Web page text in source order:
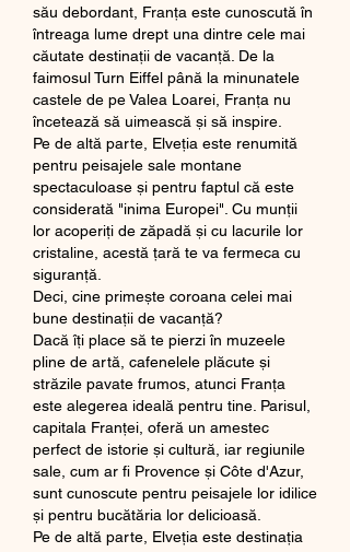
său debordant, Franța este cunoscută în
întreaga lume drept una dintre cele mai
căutate destinații de vacanță. De la
faimosul Turn Eiffel până la minunatele
castele de pe Valea Loarei, Franța nu
încetează să uimească și să inspire.
Pe de altă parte, Elveția este renumită
pentru peisajele sale montane
spectaculoase și pentru faptul că este
considerată "inima Europei". Cu munții
lor acoperiți de zăpadă și cu lacurile lor
cristaline, acestă țară te va fermeca cu
siguranță.
Deci, cine primește coroana celei mai
bune destinații de vacanță?
Dacă îți place să te pierzi în muzeele
pline de artă, cafenelele plăcute și
străzile pavate frumos, atunci Franța
este alegerea ideală pentru tine. Parisul,
capitala Franței, oferă un amestec
perfect de istorie și cultură, iar regiunile
sale, cum ar fi Provence și Côte d'Azur,
sunt cunoscute pentru peisajele lor idilice
și pentru bucătăria lor delicioasă.
Pe de altă parte, Elveția este destinația